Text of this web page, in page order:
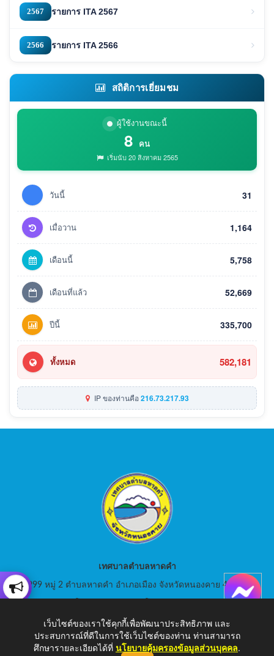
2567 รายการ ITA 2567
2566 รายการ ITA 2566
สถิติการเยี่ยมชม
ผู้ใช้งานขณะนี้
8 คน
เริ่มนับ 20 สิงหาคม 2565
วันนี้ 31
เมื่อวาน 1,164
เดือนนี้ 5,758
เดือนที่แล้ว 52,669
ปีนี้ 335,700
ทั้งหมด 582,181
IP ของท่านคือ216.73.217.93
เทศบาลตำบลหาดคำ
999 หมู่ 2 ตำบลหาดคำ อำเภอเมือง จังหวัดหนองคาย 43000
E-Mail: saraban_05430105@dla.go.th
เว็บไซต์ของเราใช้คุกกี้เพื่อพัฒนาประสิทธิภาพ และ
ประสบการณ์ที่ดีในการใช้เว็บไซต์ของท่าน ท่านสามารถ
ศึกษารายละเอียดได้ที่ นโยบายคุ้มครองข้อมูลส่วนบุคคล.